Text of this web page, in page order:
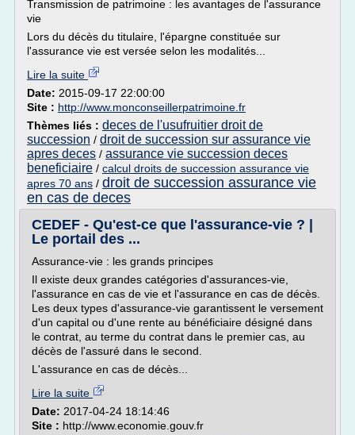
Transmission de patrimoine : les avantages de l'assurance
vie
Lors du décès du titulaire, l'épargne constituée sur
l'assurance vie est versée selon les modalités...
Lire la suite
Date: 2015-09-17 22:00:00
Site : http://www.monconseillerpatrimoine.fr
Thèmes liés : deces de l'usufruitier droit de
succession / droit de succession sur assurance vie
apres deces / assurance vie succession deces
beneficiaire / calcul droits de succession assurance vie
apres 70 ans / droit de succession assurance vie
en cas de deces
CEDEF - Qu'est-ce que l'assurance-vie ? |
Le portail des ...
Assurance-vie : les grands principes
Il existe deux grandes catégories d'assurances-vie,
l'assurance en cas de vie et l'assurance en cas de décès.
Les deux types d'assurance-vie garantissent le versement
d'un capital ou d'une rente au bénéficiaire désigné dans
le contrat, au terme du contrat dans le premier cas, au
décès de l'assuré dans le second.
L'assurance en cas de décès...
Lire la suite
Date: 2017-04-24 18:14:46
Site : http://www.economie.gouv.fr